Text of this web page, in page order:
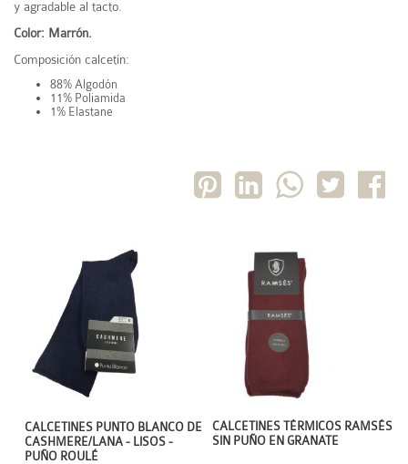
y agradable al tacto.
Color: Marrón.
Composición calcetín:
88% Algodón
11% Poliamida
1% Elastane
CALCETINES TÉRMICOS RAMSÉS
SIN PUÑO EN GRANATE
CALCETINES PUNTO BLANCO DE
CASHMERE/LANA - LISOS -
PUÑO ROULÉ